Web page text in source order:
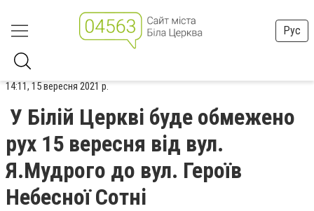
Рус
14:11, 15 вересня 2021 р.
У Білій Церкві буде обмежено
рух 15 вересня від вул.
Я.Мудрого до вул. Героїв
Небесної Сотні